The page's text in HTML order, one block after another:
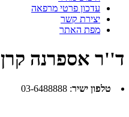
עדכון פרטי מרפאה
יצירת קשר
מפת האתר
ד''ר אספרנה קרן
טלפון ישיר:
03-6488888